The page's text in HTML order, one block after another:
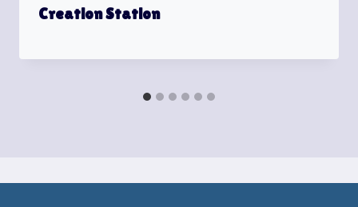
Creation Station